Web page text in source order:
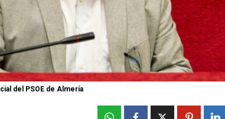
del PSOE de Almería